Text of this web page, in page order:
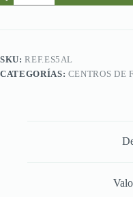
flores
Nacimientos.
cantidad
SKU:REF.ES5AL
CATEGORÍAS: CENTROS DE